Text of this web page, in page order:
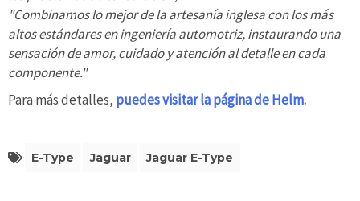
"Combinamos lo mejor de la artesanía inglesa con los más
altos estándares en ingeniería automotriz, instaurando una
sensación de amor, cuidado y atención al detalle en cada
componente."
Para más detalles, puedes visitar la página de Helm.
E-Type Jaguar Jaguar E-Type